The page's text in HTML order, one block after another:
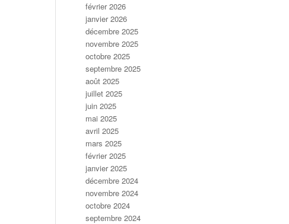
février 2026
janvier 2026
décembre 2025
novembre 2025
octobre 2025
septembre 2025
août 2025
juillet 2025
juin 2025
mai 2025
avril 2025
mars 2025
février 2025
janvier 2025
décembre 2024
novembre 2024
octobre 2024
septembre 2024